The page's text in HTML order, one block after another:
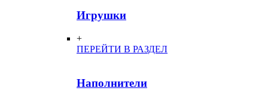
Игрушки
+
ПЕРЕЙТИ В РАЗДЕЛ
Наполнители